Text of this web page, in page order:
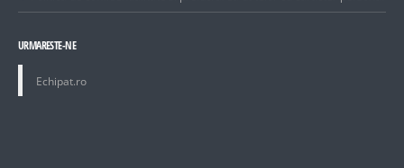
URMARESTE-NE
Echipat.ro